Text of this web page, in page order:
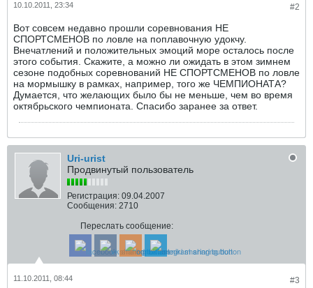
#2
10.10.2011, 23:34
Вот совсем недавно прошли соревнования НЕ
СПОРТСМЕНОВ по ловле на поплавочную удокчу.
Внечатлений и положительных эмоций море осталось после
этого события. Скажите, а можно ли ожидать в этом зимнем
сезоне подобных соревнований НЕ СПОРТСМЕНОВ по ловле
на мормышку в рамках, например, того же ЧЕМПИОНАТА?
Думается, что желающих было бы не меньше, чем во время
октябрьского чемпионата. Спасибо заранее за ответ.
Uri-urist
Продвинутый пользователь
Регистрация: 09.04.2007
Сообщения: 2710
Переслать сообщение:
#3
11.10.2011, 08:44